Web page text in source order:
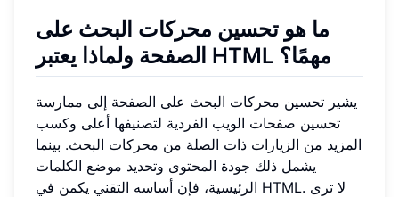
ما هو تحسين محركات البحث على
الصفحة ولماذا يعتبر HTML مهمًا؟
يشير تحسين محركات البحث على الصفحة إلى ممارسة
تحسين صفحات الويب الفردية لتصنيفها أعلى وكسب
المزيد من الزيارات ذات الصلة من محركات البحث. بينما
يشمل ذلك جودة المحتوى وتحديد موضع الكلمات
الرئيسية، فإن أساسه التقني يكمن في HTML. لا ترى